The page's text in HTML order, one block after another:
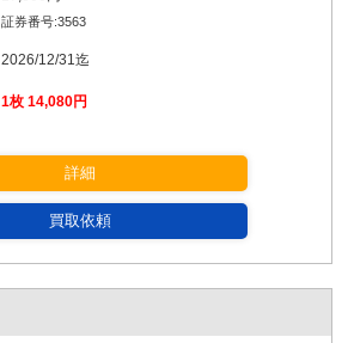
証券番号:3563
2026/12/31迄
1枚 14,080円
詳細
買取依頼